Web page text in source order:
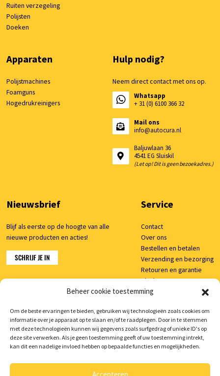
Beheer cookie toestemming
Om de beste ervaringen te bieden, gebruiken wij technologieën zoals cookies om
informatie over je apparaat op te slaan en/of te raadplegen. Door in te stemmen
met deze technologieën kunnen wij gegevens zoals surfgedrag of unieke ID's op
deze site verwerken. Als je geen toestemming geeft of uw toestemming intrekt,
kan dit een nadelige invloed hebben op bepaalde functies en mogelijkheden.
Accepteren
Ruiten verzegeling
Polijsten
Doeken
Apparaten
Polijstmachines
Foamguns
Hogedrukreinigers
Hulp nodig?
Neem direct contact met ons op.
Whatsapp
+ 31 (0) 6100 366 32
Mail ons
info@autocura.nl
Baljuwlaan 36
4541 EG Sluiskil
(Let op! Dit is geen bezoekadres.)
Nieuwsbrief
Blijf als eerste op de hoogte van alle
nieuwe producten en acties!
SCHRIJF JE IN
Service
Contact
Over ons
Bestellen en betalen
Verzending en bezorging
Retouren en garantie
Klachten
Veelgestelde vragen
Shop
Mijn account